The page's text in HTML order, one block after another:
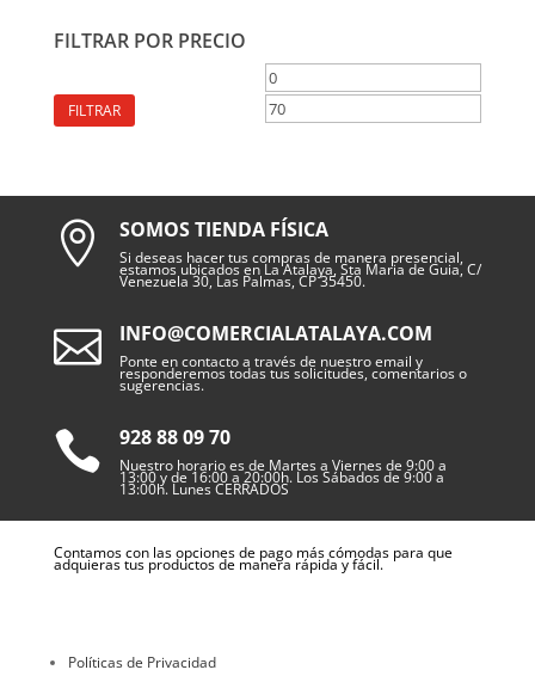
FILTRAR POR PRECIO
Precio
mínimo
FILTRAR
 SOMOS TIENDA FÍSICA
Si deseas hacer tus compras de manera presencial,
estamos ubicados en La Atalaya, Sta Maria de Guia, C/
Venezuela 30, Las Palmas, CP 35450.
 INFO@COMERCIALATALAYA.COM
Ponte en contacto a través de nuestro email y
responderemos todas tus solicitudes, comentarios o
sugerencias.
 928 88 09 70
Nuestro horario es de Martes a Viernes de 9:00 a
13:00 y de 16:00 a 20:00h. Los Sábados de 9:00 a
13:00h. Lunes CERRADOS
Contamos con las opciones de pago más cómodas para que
adquieras tus productos de manera rápida y fácil.
Políticas de Privacidad